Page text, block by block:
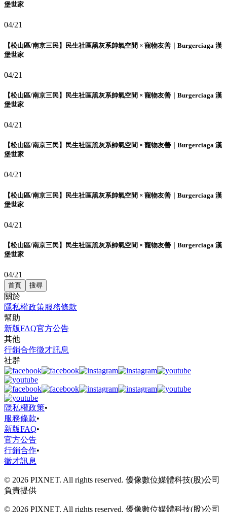
堡世家
04/21
【松山區/南京三民】民生社區黑灰系帥氣空間 × 寵物友善｜Burgerciaga 漢
堡世家
04/21
【松山區/南京三民】民生社區黑灰系帥氣空間 × 寵物友善｜Burgerciaga 漢
堡世家
04/21
【松山區/南京三民】民生社區黑灰系帥氣空間 × 寵物友善｜Burgerciaga 漢
堡世家
04/21
【松山區/南京三民】民生社區黑灰系帥氣空間 × 寵物友善｜Burgerciaga 漢
堡世家
04/21
【松山區/南京三民】民生社區黑灰系帥氣空間 × 寵物友善｜Burgerciaga 漢
堡世家
04/21
首頁 搜尋
關於
隱私權政策服務條款
幫助
新版FAQ官方公告
其他
行銷合作徵才訊息
社群
隱私權政策•
服務條款•
新版FAQ•
官方公告
行銷合作•
徵才訊息
© 2026 PIXNET. All rights reserved. 優像數位媒體科技(股)公司
負責提供
© 2026 PIXNET. All rights reserved. 優像數位媒體科技(股)公司